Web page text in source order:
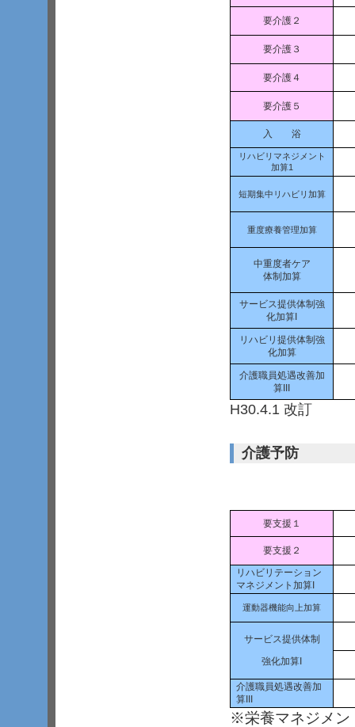
要介護２
要介護３
要介護４
要介護５
入 浴
リハビリマネジメント
加算1
短期集中リハビリ加算
重度療養管理加算
中重度者ケア
体制加算
サービス提供体制強
化加算I
リハビリ提供体制強
化加算
介護職員処遇改善加
算III
H30.4.1 改訂
介護予防
要支援１
要支援２
リハビリテーション
マネジメント加算I
運動器機能向上加算
サービス提供体制
強化加算I
介護職員処遇改善加
算III
※栄養マネジメ